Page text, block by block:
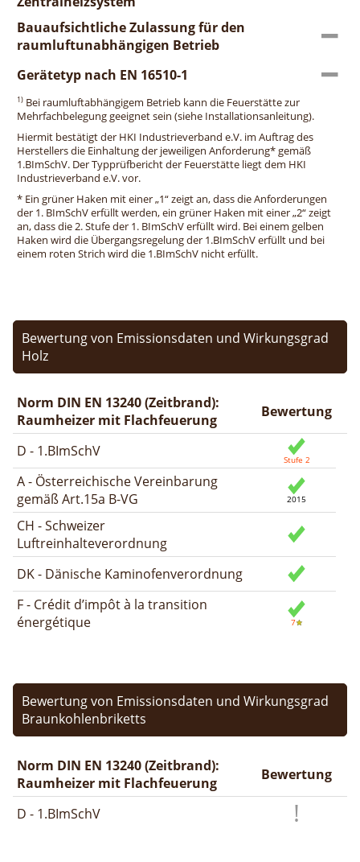
Bauaufsichtliche Zulassung für den
raumluftunabhängigen Betrieb
Gerätetyp nach EN 16510-1
1) Bei raumluftabhängigem Betrieb kann die Feuerstätte zur
Mehrfachbelegung geeignet sein (siehe Installationsanleitung).
Hiermit bestätigt der HKI Industrieverband e.V. im Auftrag des
Herstellers die Einhaltung der jeweiligen Anforderung* gemäß
1.BImSchV. Der Typprüfbericht der Feuerstätte liegt dem HKI
Industrieverband e.V. vor.
* Ein grüner Haken mit einer „1“ zeigt an, dass die Anforderungen
der 1. BImSchV erfüllt werden, ein grüner Haken mit einer „2“ zeigt
an, dass die 2. Stufe der 1. BImSchV erfüllt wird. Bei einem gelben
Haken wird die Übergangsregelung der 1.BImSchV erfüllt und bei
einem roten Strich wird die 1.BImSchV nicht erfüllt.
Bewertung von Emissionsdaten und Wirkungsgrad
Holz
Norm DIN EN 13240 (Zeitbrand):
Raumheizer mit Flachfeuerung
Bewertung
D - 1.BImSchV
A - Österreichische Vereinbarung
gemäß Art.15a B-VG
CH - Schweizer
Luftreinhalteverordnung
DK - Dänische Kaminofenverordnung
F - Crédit d’impôt à la transition
énergétique
Bewertung von Emissionsdaten und Wirkungsgrad
Braunkohlenbriketts
Norm DIN EN 13240 (Zeitbrand):
Raumheizer mit Flachfeuerung
Bewertung
D - 1.BImSchV